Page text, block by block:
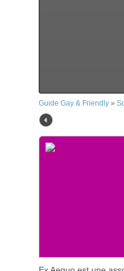
Guide Gay & Friendly »